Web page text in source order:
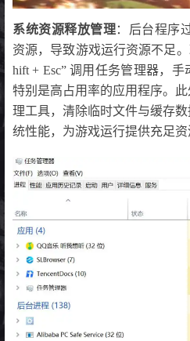
系统资源释放管理：后台程序
资源，导致游戏运行资源不足
hift + Esc” 调用任务管理器，手
特别是高占用率的应用程序。
理工具，清除临时文件与缓存
统性能，为游戏运行提供充足资